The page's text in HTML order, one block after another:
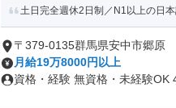
土日完全週休2日制／N1以上の日
〒379-0135群馬県安中市郷原
月給19万8000円以上
資格・経験 無資格・未経験OK